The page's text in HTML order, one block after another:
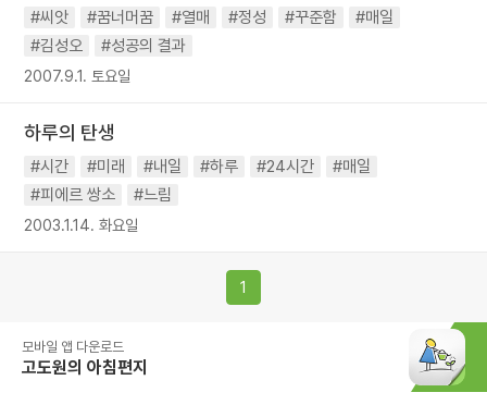
#씨앗 #꿈너머꿈 #열매 #정성 #꾸준함
#매일
#김성오
#성공의 결과
2007.9.1. 토요일
하루의 탄생
#시간 #미래 #내일 #하루 #24시간
#매일
#피에르 쌍소
#느림
2003.1.14. 화요일
1
모바일 앱 다운로드
고도원의 아침편지